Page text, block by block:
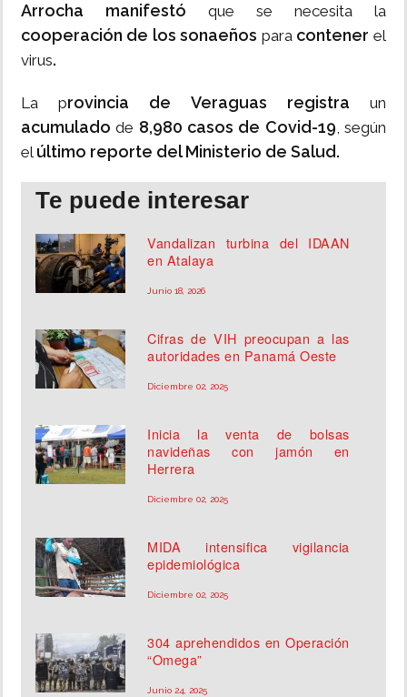
Arrocha manifestó que se necesita la
cooperación de los sonaeños para contener el
virus.
La provincia de Veraguas registraun
acumulado de 8,980 casos de Covid-19, según
el último reporte del Ministerio de Salud.
Te puede interesar
Vandalizan turbina del IDAAN
en Atalaya
Junio 18, 2026
Cifras de VIH preocupan a las
autoridades en Panamá Oeste
Diciembre 02, 2025
Inicia la venta de bolsas
navideñas con jamón en
Herrera
Diciembre 02, 2025
MIDA intensifica vigilancia
epidemiológica
Diciembre 02, 2025
304 aprehendidos en Operación
“Omega”
Junio 24, 2025